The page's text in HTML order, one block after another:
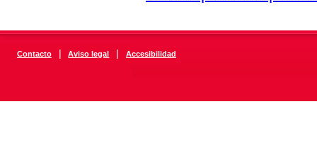
Contacto | Aviso legal | Accesibilidad